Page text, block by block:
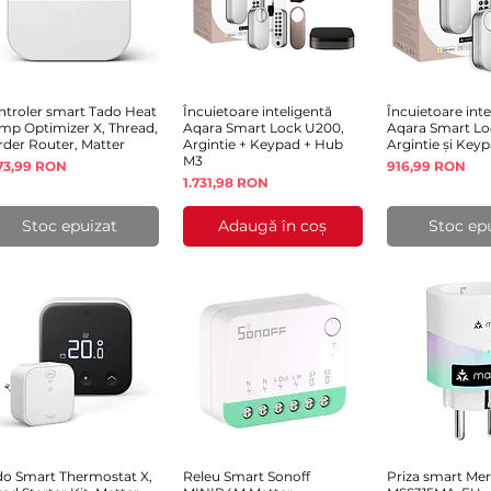
Afișare rapidă
smart Tado Heat
Optimizer X, Thread,
Router, Matter
RON
Stoc epuizat
Afișare rapidă
Încuietoare inteligentă
Aqara Smart Lock U200,
Argintie + Keypad + Hub
M3
Preț
1.731,98 RON
Adaugă în coș
Afișare
Încuietoare
Aqara Smart
Argintie și
Preț
916,99 RON
Stoc
Afișare rapidă
Smart Thermostat X,
Afișare rapidă
Releu Smart Sonoff
Afișare
Priza smart